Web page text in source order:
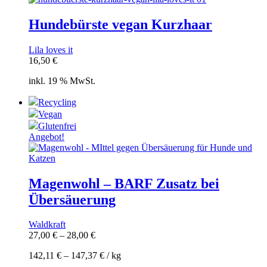
Hundebürste vegan Kurzhaar
Lila loves it
16,50 €
inkl. 19 % MwSt.
Recycling
Vegan
Glutenfrei
Angebot!
Magenwohl – BARF Zusatz bei
Übersäuerung
Waldkraft
27,00 € – 28,00 €
142,11 € – 147,37 € /kg